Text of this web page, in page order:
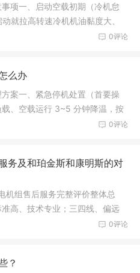
项一、启动空载初期（冷机怠
就拉高转速冷机机油黏度大、
门提速，易造成曲轴、轴瓦、
0评论
么办
案一、紧急停机处置（首要操
、空载运行 3~5 分钟降温，按
源，杜绝带病运转。损坏风扇
0评论
务及和珀金斯和康明斯的对
机组售后服务完整评价整体总
高、技术专业；三四线、偏远
高，适合有预算、固定运维团
0评论
？